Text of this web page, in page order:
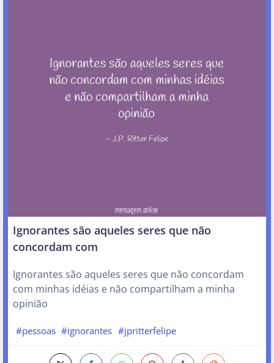
Ignorantes são aqueles seres que não
concordam com
Ignorantes são aqueles seres que não concordam
com minhas idéias e não compartilham a minha
opinião
#pessoas #ignorantes #jpritterfelipe